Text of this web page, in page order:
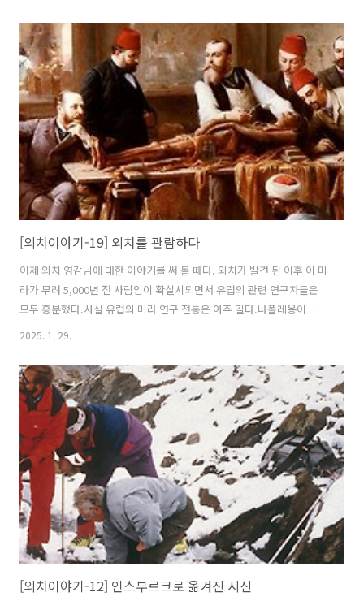
게 되었는지에 대해서는외치가 등쪽으로 화살을 저격받았다는 것이 알
려지면서 이렇게 설명하고 있다. 등쪽에서 화살로 저격당한 외치는 앞쪽
으로 자빠져 눈속에 쳐박혔을 것이다.이 넘어지는 순간 이미 의식을 잃었
을 것이라고 생각되는 것은 그의 자세 때문이다. 팔을 길게 뻗은 상태에
서 앞으로 넘어지고 얼굴을 그대로 눈속에 쳐박는 것은의식이 있는 상태
에서는 나올..
[외치이야기-19] 외치를 관람하다
이제 외치 영감님에 대한 이야기를 써 볼 때다. 외치가 발견 된 이후 이 미
라가 무려 5,000년 전 사람임이 확실시되면서 유럽의 관련 연구자들은
모두 흥분했다.사실 유럽의 미라 연구 전통은 아주 길다.나폴레옹이 이집
트 원정 후 미라 붐이 일어나면서 소장가들과 박물관들은 열심히 이집트
론 유럽이라 해서 처음부터 미라 연구가 진지했던 것은 아니었다.마치 당
시 유행한 서커스가 온갖 종류의 노동 학대를 처음에는 동반한 것처럼 이
집트 미라 연구도 처음에는 그런 대중의 흥미를 먹고 자랐다.미라 연구
초창기에는 붕대에 감긴 미라를 돈을 받고 극장에서 공개적으로 풀며 해
체하는 "쑈"도 있었다고 한다. 그러던 것이 20세기 후반 들어서는 진지
한..
2025. 1. 29.
[외치이야기-12] 인스부르크로 옮겨진 시신